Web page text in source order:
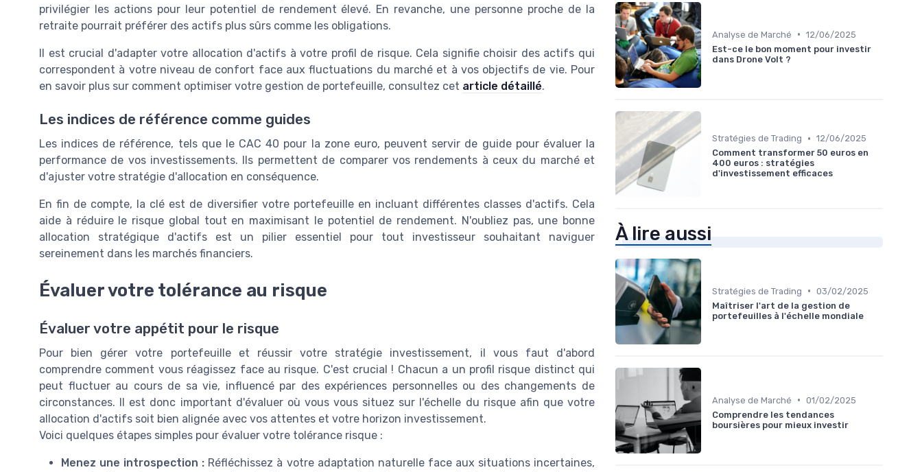
privilégier les actions pour leur potentiel de rendement élevé. En revanche, une personne proche de la
retraite pourrait préférer des actifs plus sûrs comme les obligations.
Il est crucial d'adapter votre allocation d'actifs à votre profil de risque. Cela signifie choisir des actifs qui
correspondent à votre niveau de confort face aux fluctuations du marché et à vos objectifs de vie. Pour
en savoir plus sur comment optimiser votre gestion de portefeuille, consultez cet article détaillé.
Les indices de référence comme guides
Les indices de référence, tels que le CAC 40 pour la zone euro, peuvent servir de guide pour évaluer la
performance de vos investissements. Ils permettent de comparer vos rendements à ceux du marché et
d'ajuster votre stratégie d'allocation en conséquence.
En fin de compte, la clé est de diversifier votre portefeuille en incluant différentes classes d'actifs. Cela
aide à réduire le risque global tout en maximisant le potentiel de rendement. N'oubliez pas, une bonne
allocation stratégique d'actifs est un pilier essentiel pour tout investisseur souhaitant naviguer
sereinement dans les marchés financiers.
Évaluer votre tolérance au risque
Évaluer votre appétit pour le risque
Pour bien gérer votre portefeuille et réussir votre stratégie investissement, il vous faut d'abord
comprendre comment vous réagissez face au risque. C'est crucial ! Chacun a un profil risque distinct qui
peut fluctuer au cours de sa vie, influencé par des expériences personnelles ou des changements de
circonstances. Il est donc important d'évaluer où vous vous situez sur l'échelle du risque afin que votre
allocation d'actifs soit bien alignée avec vos attentes et votre horizon investissement.
Voici quelques étapes simples pour évaluer votre tolérance risque :
Menez une introspection : Réfléchissez à votre adaptation naturelle face aux situations incertaines,
Analyse de Marché • 12/06/2025
Est-ce le bon moment pour investir
dans Drone Volt ?
Stratégies de Trading • 12/06/2025
Comment transformer 50 euros en
400 euros : stratégies
d'investissement efficaces
À lire aussi
Stratégies de Trading • 03/02/2025
Maîtriser l'art de la gestion de
portefeuilles à l'échelle mondiale
Analyse de Marché • 01/02/2025
Comprendre les tendances
boursières pour mieux investir